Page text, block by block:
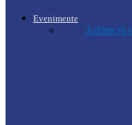
Evenimente
Arhitecții